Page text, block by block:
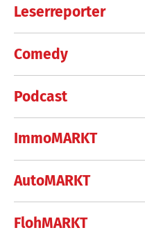
Leserreporter
Comedy
Podcast
ImmoMARKT
AutoMARKT
FlohMARKT